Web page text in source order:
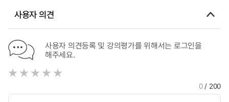
사용자 의견
사용자 의견등록 및 강의평가를 위해서는 로그인을
해주세요.
0/ 200